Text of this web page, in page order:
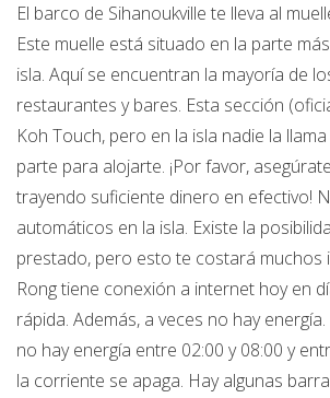
El barco de Sihanoukville te lleva al
Este muelle está situado en la parte
isla. Aquí se encuentran la mayoría de
restaurantes y bares. Esta sección
Koh Touch, pero en la isla nadie la
parte para alojarte. ¡Por favor,
trayendo suficiente dinero en efectivo!
automáticos en la isla. Existe la
prestado, pero esto te costará muchos
Rong tiene conexión a internet hoy en
rápida. Además, a veces no hay
no hay energía entre 02:00 y 08:00 y
la corriente se apaga. Hay algunas